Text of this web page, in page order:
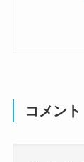
コメント